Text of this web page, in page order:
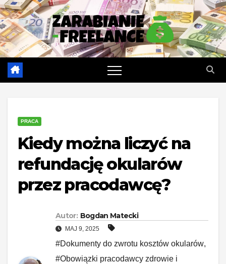
Skip
to
content
PRACA
Kiedy można liczyć na
refundację okularów
przez pracodawcę?
Autor: Bogdan Matecki
MAJ 9, 2025
#Dokumenty do zwrotu kosztów okularów,
#Obowiązki pracodawcy zdrowie i